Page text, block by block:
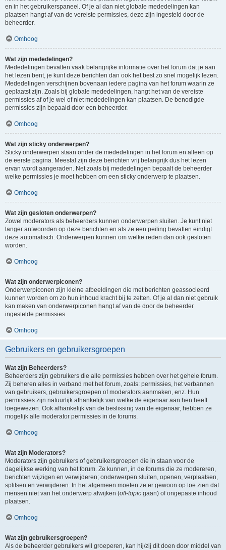
en in het gebruikerspaneel. Of je al dan niet globale mededelingen kan
plaatsen hangt af van de vereiste permissies, deze zijn ingesteld door de
beheerder.
Omhoog
Wat zijn mededelingen?
Mededelingen bevatten vaak belangrijke informatie over het forum dat je aan
het lezen bent, je kunt deze berichten dan ook het best zo snel mogelijk lezen.
Mededelingen verschijnen bovenaan iedere pagina van het forum waarin ze
geplaatst zijn. Zoals bij globale mededelingen, hangt het van de vereiste
permissies af of je wel of niet mededelingen kan plaatsen. De benodigde
permissies zijn bepaald door een beheerder.
Omhoog
Wat zijn sticky onderwerpen?
Sticky onderwerpen staan onder de mededelingen in het forum en alleen op
de eerste pagina. Meestal zijn deze berichten vrij belangrijk dus het lezen
ervan wordt aangeraden. Net zoals bij mededelingen bepaalt de beheerder
welke permissies je moet hebben om een sticky onderwerp te plaatsen.
Omhoog
Wat zijn gesloten onderwerpen?
Zowel moderators als beheerders kunnen onderwerpen sluiten. Je kunt niet
langer antwoorden op deze berichten en als ze een peiling bevatten eindigt
deze automatisch. Onderwerpen kunnen om welke reden dan ook gesloten
worden.
Omhoog
Wat zijn onderwerpiconen?
Onderwerpiconen zijn kleine afbeeldingen die met berichten geassocieerd
kunnen worden om zo hun inhoud kracht bij te zetten. Of je al dan niet gebruik
kan maken van onderwerpiconen hangt af van de door de beheerder
ingestelde permissies.
Omhoog
Gebruikers en gebruikersgroepen
Wat zijn Beheerders?
Beheerders zijn gebruikers die alle permissies hebben over het gehele forum.
Zij beheren alles in verband met het forum, zoals: permissies, het verbannen
van gebruikers, gebruikersgroepen of moderators aanmaken, enz. Hun
permissies zijn natuurlijk afhankelijk van welke de eigenaar aan hen heeft
toegewezen. Ook afhankelijk van de beslissing van de eigenaar, hebben ze
mogelijk alle moderator permissies in de forums.
Omhoog
Wat zijn Moderators?
Moderators zijn gebruikers of gebruikersgroepen die in staan voor de
dagelijkse werking van het forum. Ze kunnen, in de forums die ze modereren,
berichten wijzigen en verwijderen; onderwerpen sluiten, openen, verplaatsen,
splitsen en verwijderen. In het algemeen moeten ze er gewoon op toe zien dat
mensen niet van het onderwerp afwijken (off-topic gaan) of ongepaste inhoud
plaatsen.
Omhoog
Wat zijn gebruikersgroepen?
Als de beheerder gebruikers wil groeperen, kan hij/zij dit doen door middel van